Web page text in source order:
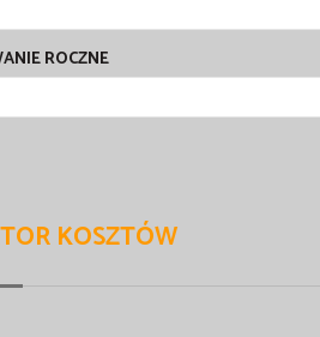
ROCZNE
KOSZTÓW